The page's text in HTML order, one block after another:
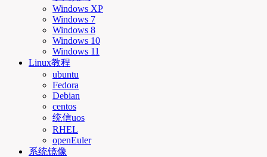
Windows XP
Windows 7
Windows 8
Windows 10
Windows 11
Linux教程
ubuntu
Fedora
Debian
centos
统信uos
RHEL
openEuler
系统镜像